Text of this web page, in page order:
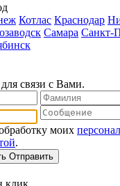
Котлас Краснодар
Самара Санкт-
связи с Вами.
моих
.
Отправить
клик